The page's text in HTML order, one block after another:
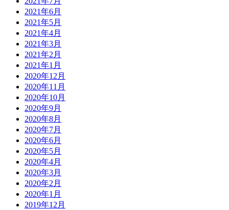
2021年6月
2021年5月
2021年4月
2021年3月
2021年2月
2021年1月
2020年12月
2020年11月
2020年10月
2020年9月
2020年8月
2020年7月
2020年6月
2020年5月
2020年4月
2020年3月
2020年2月
2020年1月
2019年12月